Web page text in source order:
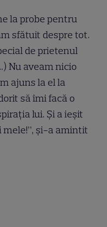
la probe pentru
sfătuit despre tot.
de prietenul
Nu aveam nicio
ajuns la el la
să îmi facă o
lui. Și a ieșit
și-a amintit